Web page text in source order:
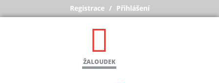
Registrace Přihlášení
ŽALOUDEK